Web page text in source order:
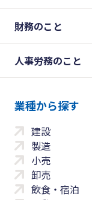
財務のこと
人事労務のこと
業種から探す
建設
製造
小売
卸売
飲食・宿泊